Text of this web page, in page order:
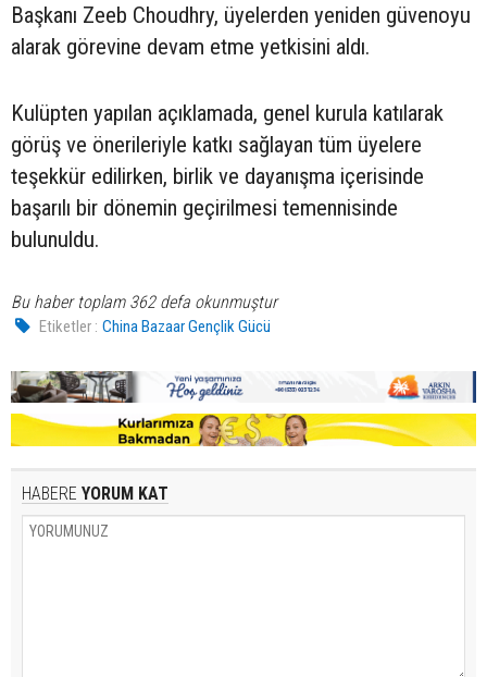
Başkanı Zeeb Choudhry, üyelerden yeniden güvenoyu
alarak görevine devam etme yetkisini aldı.
Kulüpten yapılan açıklamada, genel kurula katılarak
görüş ve önerileriyle katkı sağlayan tüm üyelere
teşekkür edilirken, birlik ve dayanışma içerisinde
başarılı bir dönemin geçirilmesi temennisinde
bulunuldu.
Bu haber toplam 362 defa okunmuştur
Etiketler : China Bazaar Gençlik Gücü
HABERE YORUM KAT